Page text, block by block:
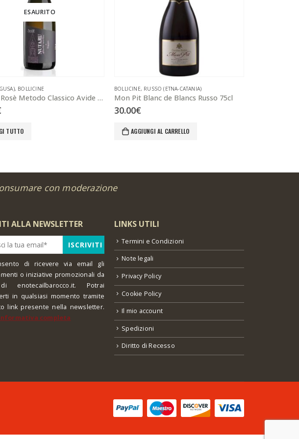
ESAURITO
, BOLLICINE
Nutaru Rosè Metodo Classico Avide 75 cl
TUTTO
BOLLICINE, RUSSO (ETNA-CATANIA)
Mon Pit Blanc de Blancs Russo 75cl
30.00€
AGGIUNGI AL CARRELLO
con moderazione
ALLA NEWSLETTER
di ricevere via email gli
o iniziative promozionali da
enotecailbarocco.it. Potrai
in qualsiasi momento tramite
link presente nella newsletter.
completa
LINKS UTILI
Termini e Condizioni
Note legali
Privacy Policy
Cookie Policy
Il mio account
Spedizioni
Diritto di Recesso